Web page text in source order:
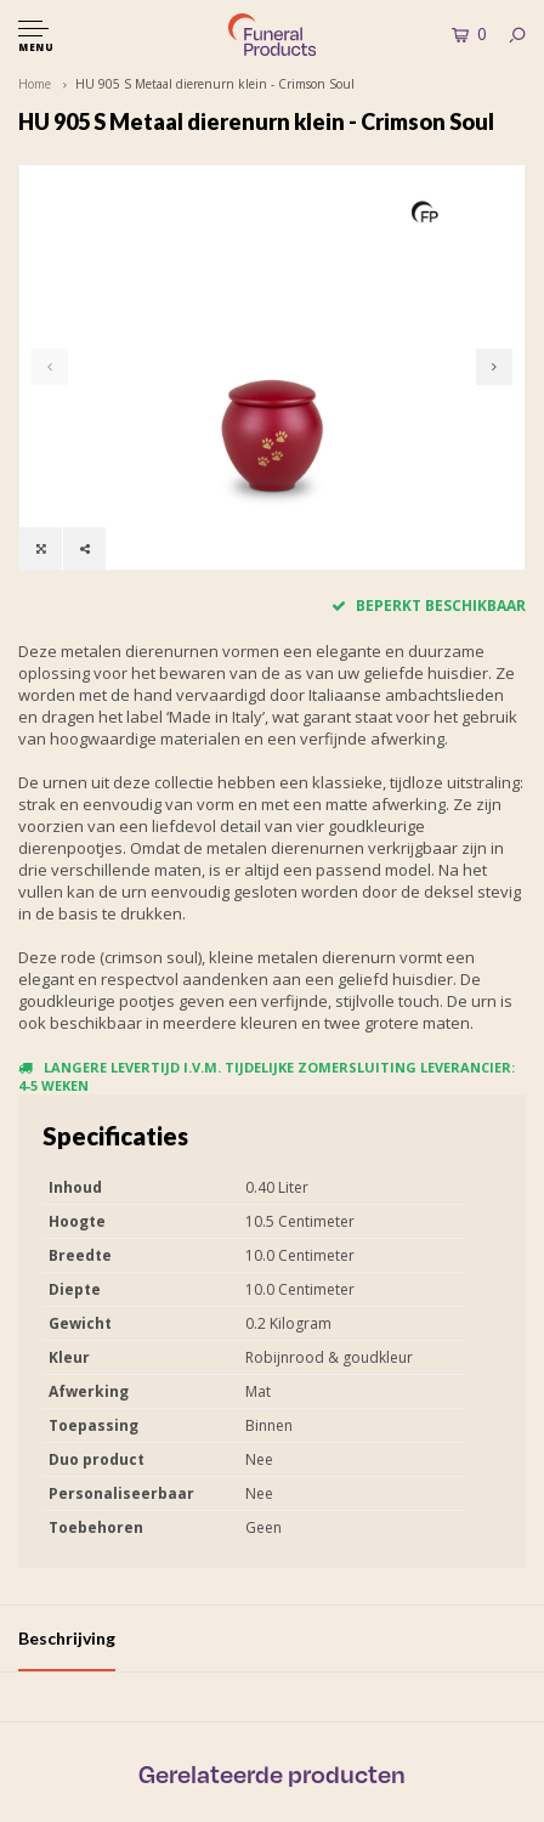
MENU
0
Home HU 905 S Metaal dierenurn klein - Crimson Soul
HU 905 S Metaal dierenurn klein - Crimson Soul
BEPERKT BESCHIKBAAR
Deze metalen dierenurnen vormen een elegante en duurzame
oplossing voor het bewaren van de as van uw geliefde huisdier. Ze
worden met de hand vervaardigd door Italiaanse ambachtslieden
en dragen het label ‘Made in Italy’, wat garant staat voor het gebruik
van hoogwaardige materialen en een verfijnde afwerking.
De urnen uit deze collectie hebben een klassieke, tijdloze uitstraling:
strak en eenvoudig van vorm en met een matte afwerking. Ze zijn
voorzien van een liefdevol detail van vier goudkleurige
dierenpootjes. Omdat de metalen dierenurnen verkrijgbaar zijn in
drie verschillende maten, is er altijd een passend model. Na het
vullen kan de urn eenvoudig gesloten worden door de deksel stevig
in de basis te drukken.
Deze rode (crimson soul), kleine metalen dierenurn vormt een
elegant en respectvol aandenken aan een geliefd huisdier. De
goudkleurige pootjes geven een verfijnde, stijlvolle touch. De urn is
ook beschikbaar in meerdere kleuren en twee grotere maten.
LANGERE LEVERTIJD I.V.M. TIJDELIJKE ZOMERSLUITING LEVERANCIER:
4-5 WEKEN
Specificaties
Inhoud
0.40 Liter
Hoogte
10.5 Centimeter
Breedte
10.0 Centimeter
Diepte
10.0 Centimeter
Gewicht
0.2 Kilogram
Kleur
Robijnrood & goudkleur
Afwerking
Mat
Toepassing
Binnen
Duo product
Nee
Personaliseerbaar
Nee
Toebehoren
Geen
Beschrijving
Gerelateerde producten